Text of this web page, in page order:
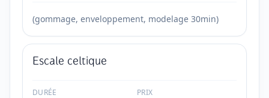
(gommage, enveloppement, modelage 30min)
Escale celtique
DURÉE PRIX